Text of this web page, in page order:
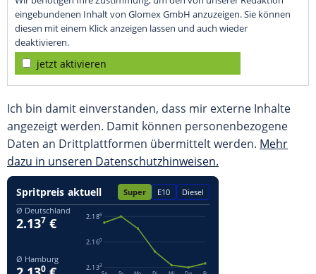
eingebundenen Inhalt von Glomex GmbH anzuzeigen. Sie können
diesen mit einem Klick anzeigen lassen und auch wieder
deaktivieren.
jetzt aktivieren
Ich bin damit einverstanden, dass mir externe Inhalte
angezeigt werden. Damit können personenbezogene
Daten an Drittplattformen übermittelt werden. Mehr
dazu in unseren Datenschutzhinweisen.